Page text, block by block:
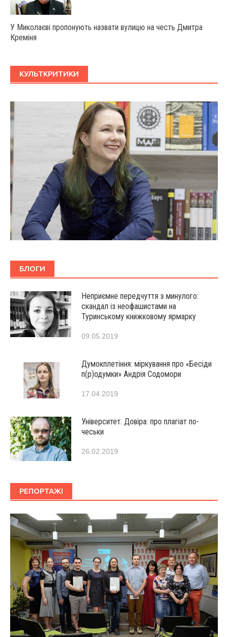
У Миколаєві пропонують назвати вулицю на честь Дмитра
Креміня
КУЛЬТКРИТИКИ
БЛОГИ
Неприємне передчуття з минулого:
скандал із неофашистами на
Туринському книжковому ярмарку
09.05.2019
Думокплетіння: міркування про «Бесіди
п(р)одумки» Андрія Содомори
17.04.2019
Університет. Довіра: про плагіат по-
чеськи
26.02.2019
РЕПОРТАЖІ